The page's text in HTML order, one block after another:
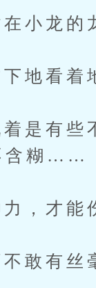
龙的龙
着地
些不
含糊……
才能伤
有丝毫